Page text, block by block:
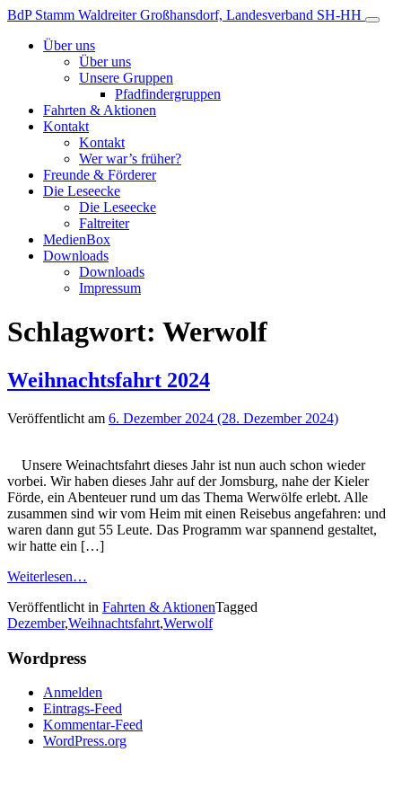
Zum
BdP Stamm Waldreiter Großhansdorf, Landesverband SH-HH
Über uns
Über uns
Unsere Gruppen
Pfadfindergruppen
Fahrten & Aktionen
Kontakt
Kontakt
Wer war’s früher?
Freunde & Förderer
Die Leseecke
Die Leseecke
Faltreiter
MedienBox
Downloads
Downloads
Impressum
Schlagwort: Werwolf
Weihnachtsfahrt 2024
Veröffentlicht am 6. Dezember 2024 (28. Dezember 2024)
Unsere Weinachtsfahrt dieses Jahr ist nun auch schon wieder
vorbei. Wir haben dieses Jahr auf der Jomsburg, nahe der Kieler
Förde, ein Abenteuer rund um das Thema Werwölfe erlebt. Alle
zusammen sind wir vom Heim mit einen Reisebus angefahren: und
waren dann gut 55 Leute. Das Programm war spannend gestaltet,
wir hatte ein […]
Weiterlesen…
Veröffentlicht in Fahrten & AktionenTagged
Dezember,Weihnachtsfahrt,Werwolf
Wordpress
Anmelden
Eintrags-Feed
Kommentar-Feed
WordPress.org